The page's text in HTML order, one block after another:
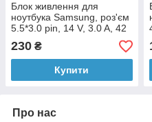
Блок живлення для
ноутбука Samsung, роз'єм
5.5*3.0 pin, 14 V, 3.0 A, 42
W, чорний, без кабелю
230 ₴
Купити
Про нас